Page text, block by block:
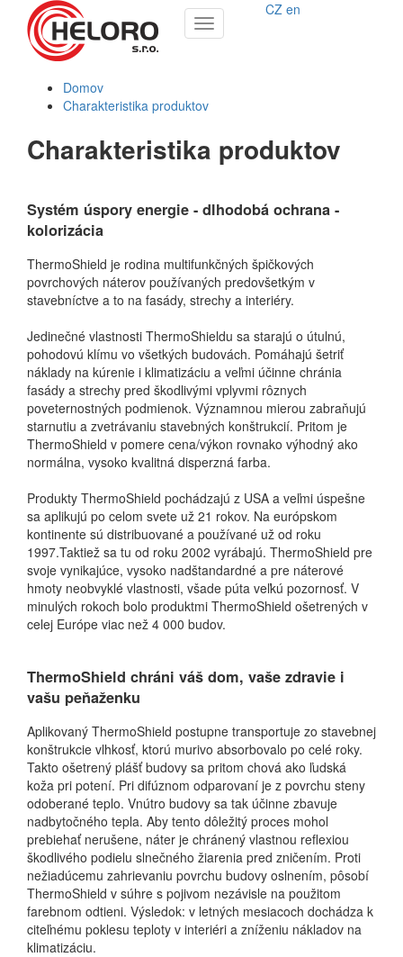
Toggle
navigation
CZ en
Domov
Charakteristika produktov
Charakteristika produktov
Systém úspory energie - dlhodobá ochrana -
kolorizácia
ThermoShield je rodina multifunkčných špičkových
povrchových náterov používaných predovšetkým v
stavebníctve a to na fasády, strechy a interiéry.
Jedinečné vlastnosti ThermoShieldu sa starajú o útulnú,
pohodovú klímu vo všetkých budovách. Pomáhajú šetriť
náklady na kúrenie i klimatizáciu a veľmi účinne chránia
fasády a strechy pred škodlivými vplyvmi rôznych
poveternostných podmienok. Významnou mierou zabraňujú
starnutiu a zvetrávaniu stavebných konštrukcií. Pritom je
ThermoShield v pomere cena/výkon rovnako výhodný ako
normálna, vysoko kvalitná disperzná farba.
Produkty ThermoShield pochádzajú z USA a veľmi úspešne
sa aplikujú po celom svete už 21 rokov. Na európskom
kontinente sú distribuované a používané už od roku
1997.Taktiež sa tu od roku 2002 vyrábajú. ThermoShield pre
svoje vynikajúce, vysoko nadštandardné a pre náterové
hmoty neobvyklé vlastnosti, všade púta veľkú pozornosť. V
minulých rokoch bolo produktmi ThermoShield ošetrených v
celej Európe viac než 4 000 budov.
ThermoShield chráni váš dom, vaše zdravie i
vašu peňaženku
Aplikovaný ThermoShield postupne transportuje zo stavebnej
konštrukcie vlhkosť, ktorú murivo absorbovalo po celé roky.
Takto ošetrený plášť budovy sa pritom chová ako ľudská
koža pri potení. Pri difúznom odparovaní je z povrchu steny
odoberané teplo. Vnútro budovy sa tak účinne zbavuje
nadbytočného tepla. Aby tento dôležitý proces mohol
prebiehať nerušene, náter je chránený vlastnou reflexiou
škodlivého podielu slnečného žiarenia pred zničením. Proti
nežiadúcemu zahrievaniu povrchu budovy oslnením, pôsobí
ThermoShield v súhre s pojivom nezávisle na použitom
farebnom odtieni. Výsledok: v letných mesiacoch dochádza k
citeľnému poklesu teploty v interiéri a zníženiu nákladov na
klimatizáciu.